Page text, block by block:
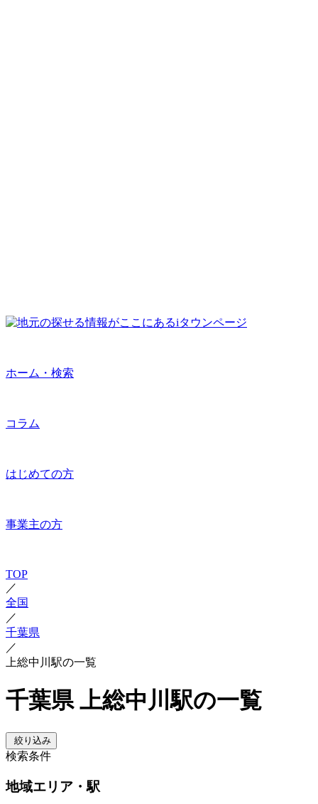
ホーム・検索
コラム
はじめての方
事業主の方
TOP
／
全国
／
千葉県
／
上総中川駅の一覧
千葉県 上総中川駅の一覧
絞り込み
検索条件
地域エリア・駅